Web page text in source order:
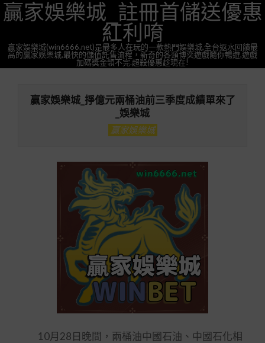
Skip
to贏家娛樂城_註冊首儲送優惠
紅利唷
贏家娛樂城(win6666.net)是最多人在玩的一款熱門娛樂城,全台返水回饋最
高的贏家娛樂城,最快的儲值託售流程，新奇的各類博奕遊戲隨你暢遊,遊戲
加碼獎金領不完.超殺優惠趁現在!
贏家娛樂城_掙億元兩桶油前三季度成績單來了
_娛樂城
贏家娛樂城
10月28日晚間，兩桶油中國石油、中國石化相